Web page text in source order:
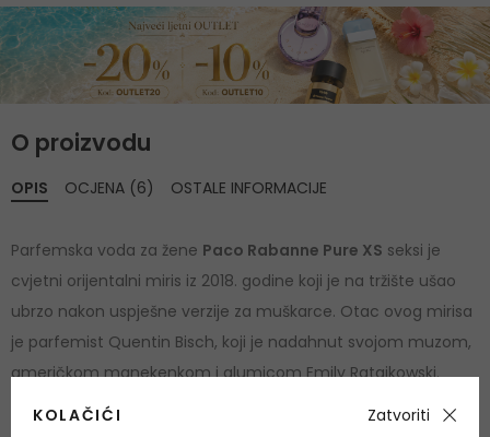
O proizvodu
OPIS
Parfemska voda za žene Paco Rabanne Pure XS seksi je
cvjetni orijentalni miris iz 2018. godine koji je na tržište ušao
ubrzo nakon uspješne verzije za muškarce. Otac ovog mirisa
je parfemist Quentin Bisch, koji je nadahnut svojom muzom,
američkom manekenkom i glumicom Emily Ratajkowski.
Mirisna kombinacija skrivena je u predivnoj ružičastoj bočici,
OCJENA (6) OSTALE INFORMACIJE
KOLAČIĆI Zatvoriti